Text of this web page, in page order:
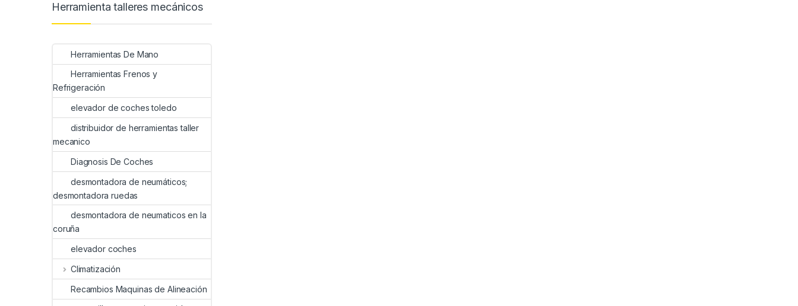
Herramienta talleres mecánicos
Herramientas De Mano
Herramientas Frenos y
Refrigeración
elevador de coches toledo
distribuidor de herramientas taller
mecanico
Diagnosis De Coches
desmontadora de neumáticos;
desmontadora ruedas
desmontadora de neumaticos en la
coruña
elevador coches
Climatización
Recambios Maquinas de Alineación